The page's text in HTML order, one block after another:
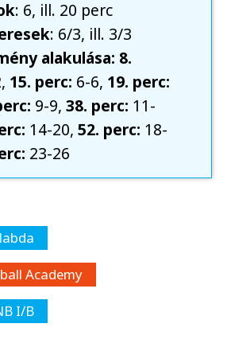
: 6, ill. 20 perc
: 6/3, ill. 3/3
alakulása: 8.
15. perc: 6-6, 19. perc:
9-9,38. perc: 11-
14-20,52. perc: 18-
23-26
Academy
I/B